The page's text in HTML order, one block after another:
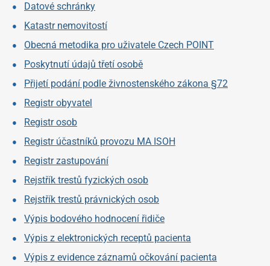
Datové schránky
Katastr nemovitostí
Obecná metodika pro uživatele Czech POINT
Poskytnutí údajů třetí osobě
Přijetí podání podle živnostenského zákona §72
Registr obyvatel
Registr osob
Registr účastníků provozu MA ISOH
Registr zastupování
Rejstřík trestů fyzických osob
Rejstřík trestů právnických osob
Výpis bodového hodnocení řidiče
Výpis z elektronických receptů pacienta
Výpis z evidence záznamů očkování pacienta